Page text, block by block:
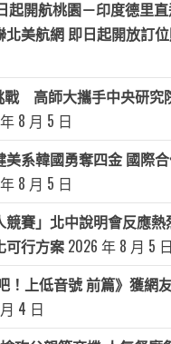
起開航桃園－印度德里
北美航網 即日起開放訂
戰 高師大攜手中央研究
8 月 5 日
系韓國勇奪四金 國際
8 月 5 日
賽」北中說明會反應熱
可行方案 2026 年 8 月 5 日
！上低音號 前篇》獲網
4 日